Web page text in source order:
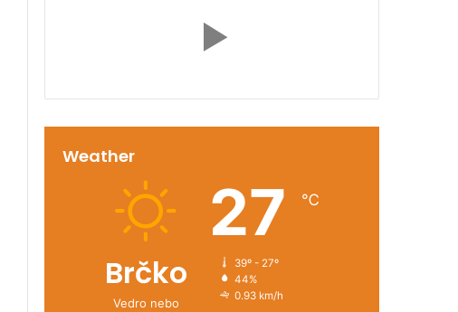
Weather
Brčko
Vedro nebo
27 ℃
39º - 27º
44%
0.93 km/h